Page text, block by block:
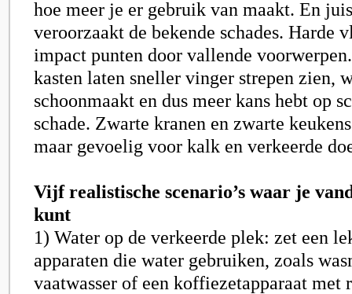
hoe meer je er gebruik van maakt. En
veroorzaakt de bekende schades. Harde
impact punten door vallende
kasten laten sneller vinger strepen zien,
schoonmaakt en dus meer kans hebt op
schade. Zwarte kranen en zwarte
maar gevoelig voor kalk en verkeerde
Vijf realistische scenario’s waar je
kunt
1) Water op de verkeerde plek: zet een
apparaten die water gebruiken, zoals
vaatwasser of een koffiezetapparaat met